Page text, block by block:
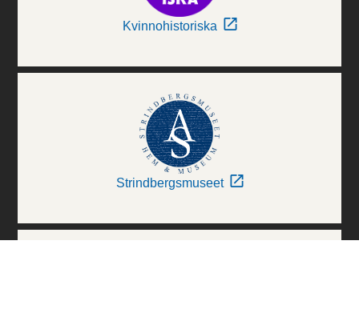
Kvinnohistoriska
Strindbergsmuseet